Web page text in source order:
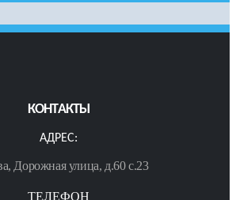
КОНТАКТЫ
АДРЕС:
Дорожная улица, д.60 с.23
ТЕЛЕФОН